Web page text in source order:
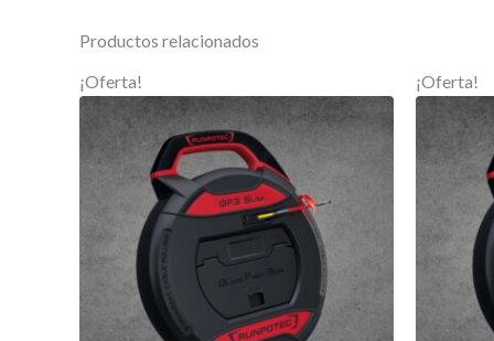
Productos relacionados
¡Oferta!
¡Oferta!